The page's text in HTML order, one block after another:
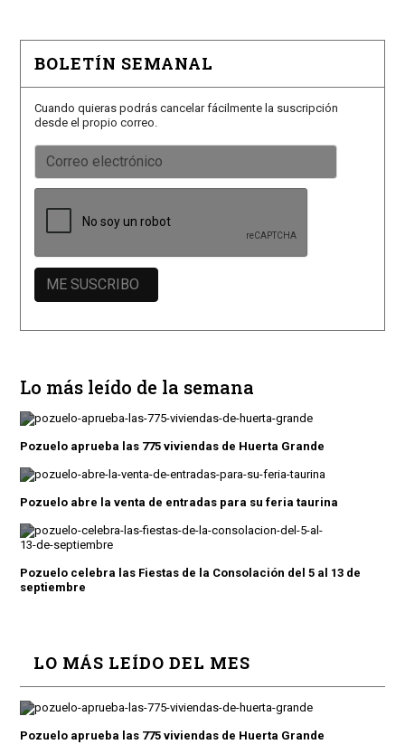
BOLETÍN SEMANAL
Cuando quieras podrás cancelar fácilmente la suscripción
desde el propio correo.
Lo más leído de la semana
Pozuelo aprueba las 775 viviendas de Huerta Grande
Pozuelo abre la venta de entradas para su feria taurina
Pozuelo celebra las Fiestas de la Consolación del 5 al 13 de
septiembre
LO MÁS LEÍDO DEL MES
Pozuelo aprueba las 775 viviendas de Huerta Grande